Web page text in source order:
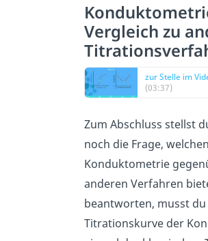
Vergleich zu
zur Stelle im
(03:37)
Zum Abschluss stellst
noch die Frage,
Konduktometrie
anderen Verfahren
beantworten, musst
Titrationskurve der